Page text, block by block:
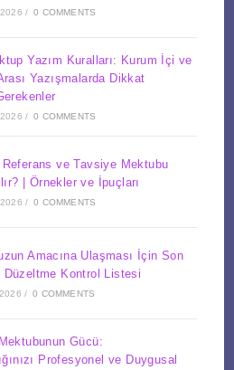
/ 0 COMMENTS
Yazım Kuralları: Kurum İçi ve
Yazışmalarda Dikkat
/ 0 COMMENTS
ve Tavsiye Mektubu
| Örnekler ve İpuçları
/ 0 COMMENTS
Amacına Ulaşması İçin Son
Düzeltme Kontrol Listesi
/ 0 COMMENTS
Gücü:
Profesyonel ve Duygusal